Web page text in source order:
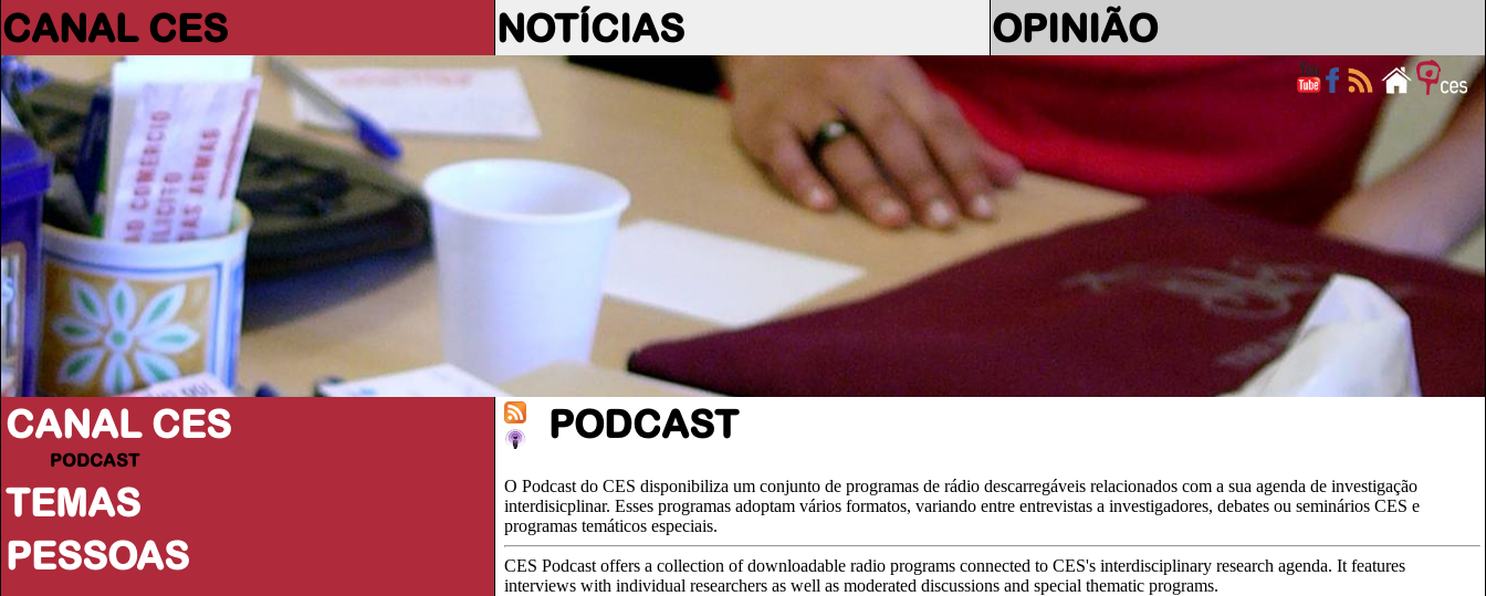
CANAL CES NOTÍCIAS OPINIÃO
CANAL CES
PODCAST
TEMAS
PESSOAS
PODCAST
O Podcast do CES disponibiliza um conjunto de programas de rádio descarregáveis relacionados com a sua agenda de investigação
interdisicplinar. Esses programas adoptam vários formatos, variando entre entrevistas a investigadores, debates ou seminários CES e
programas temáticos especiais.
CES Podcast offers a collection of downloadable radio programs connected to CES's interdisciplinary research agenda. It features
interviews with individual researchers as well as moderated discussions and special thematic programs.